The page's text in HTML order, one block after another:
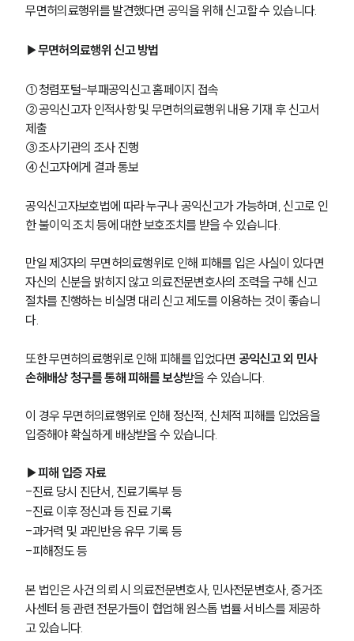
무면허의료행위를 발견했다면 공익을 위해 신고할 수 있습니다.
▶무면허의료행위 신고 방법
①청렴포털-부패공익신고 홈페이지 접속
②공익신고자 인적사항 및 무면허의료행위 내용 기재 후 신고서
제출
③조사기관의 조사 진행
④신고자에게 결과 통보
공익신고자보호법에 따라 누구나 공익신고가 가능하며, 신고로 인
한 불이익 조치 등에 대한 보호조치를 받을 수 있습니다.
만일 제3자의 무면허의료행위로 인해 피해를 입은 사실이 있다면
자신의 신분을 밝히지 않고 의료전문변호사의 조력을 구해 신고
절차를 진행하는 비실명 대리 신고 제도를 이용하는 것이 좋습니
다.
또한 무면허의료행위로 인해 피해를 입었다면 공익신고 외 민사
손해배상 청구를 통해 피해를 보상받을 수 있습니다.
이 경우 무면허의료행위로 인해 정신적, 신체적 피해를 입었음을
입증해야 확실하게 배상받을 수 있습니다.
▶피해 입증 자료
-진료 당시 진단서, 진료기록부 등
-진료 이후 정신과 등 진료 기록
-과거력 및 과민반응 유무 기록 등
-피해정도 등
본 법인은 사건 의뢰 시 의료전문변호사, 민사전문변호사, 증거조
사센터 등 관련 전문가들이 협업해 원스톱 법률 서비스를 제공하
고 있습니다.